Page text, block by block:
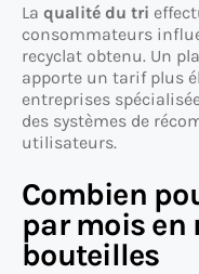
La qualité du tri
consommateurs
recyclat obtenu. Un
apporte un tarif plus
entreprises
des systèmes de
utilisateurs.
Combien
par mois en
bouteilles